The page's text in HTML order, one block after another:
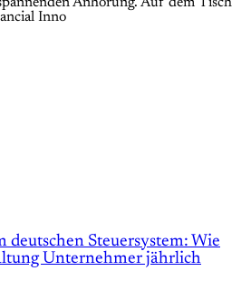
Anhörung. Auf dem Tisch
Inno
deutschen Steuersystem: Wie
Unternehmer jährlich